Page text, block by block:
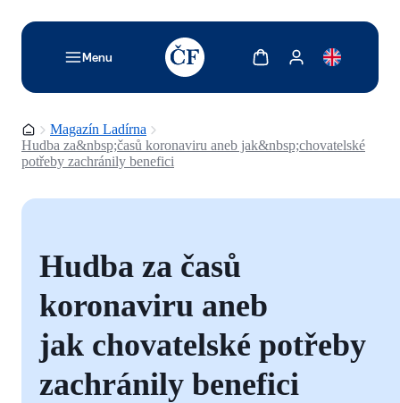
Menu
TODO: Add description for reader
Zobrazit košíkZobrazit můj účet
Domovská stránka
Magazín Ladírna
Hudba za&nbsp;časů koronaviru aneb jak&nbsp;chovatelské
potřeby zachránily benefici
Hudba za časů
koronaviru aneb
jak chovatelské potřeby
zachránily benefici